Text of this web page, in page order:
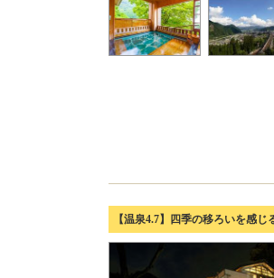
【温泉4.7】四季の移ろいを感